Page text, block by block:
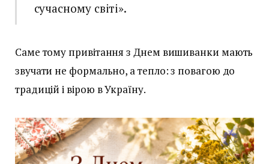
сучасному світі».
Саме тому привітання з Днем вишиванки мають
звучати не формально, а тепло: з повагою до
традицій і вірою в Україну.